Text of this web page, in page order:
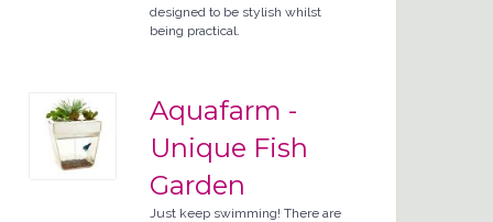
designed to be stylish whilst
being practical.
Aquafarm -
Unique Fish
Garden
Just keep swimming! There are